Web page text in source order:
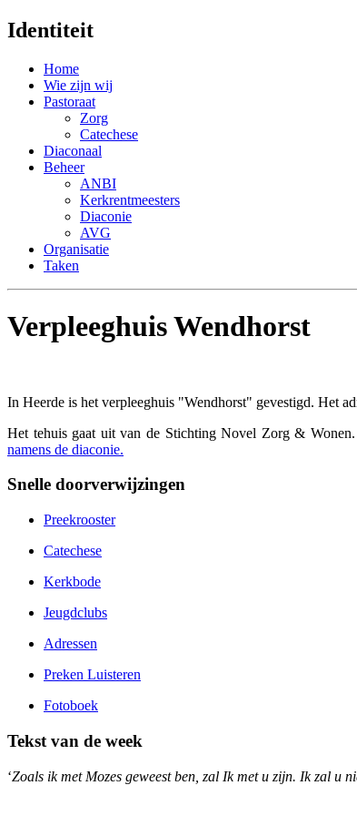
Identiteit
Home
Wie zijn wij
Pastoraat
Zorg
Catechese
Diaconaal
Beheer
ANBI
Kerkrentmeesters
Diaconie
AVG
Organisatie
Taken
Verpleeghuis Wendhorst
In Heerde is het verpleeghuis "Wendhorst" gevestigd. Het
Het tehuis gaat uit van de Stichting Novel Zorg &
namens de diaconie.
Snelle doorverwijzingen
Preekrooster
Catechese
Kerkbode
Jeugdclubs
Adressen
Preken Luisteren
Fotoboek
Tekst van de week
‘Zoals ik met Mozes geweest ben, zal Ik met u zijn. Ik zal u